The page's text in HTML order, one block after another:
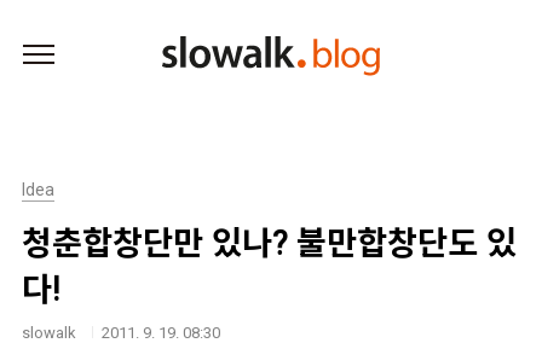
Idea
청춘합창단만 있나? 불만합창단도 있
다!
slowalk 2011. 9. 19. 08:30